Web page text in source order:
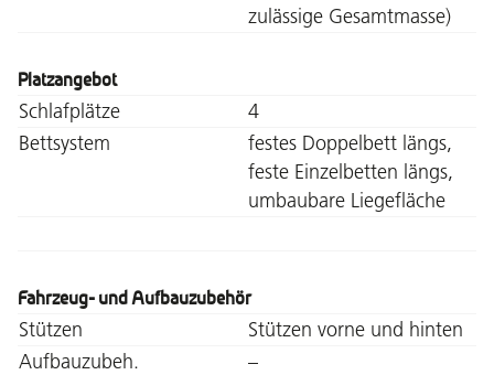
zulässige Gesamtmasse)
Platzangebot
Schlafplätze
4
Bettsystem
festes Doppelbett längs,
feste Einzelbetten längs,
umbaubare Liegefläche
Fahrzeug- und Aufbauzubehör
Stützen
Stützen vorne und hinten
Aufbauzubeh.
–